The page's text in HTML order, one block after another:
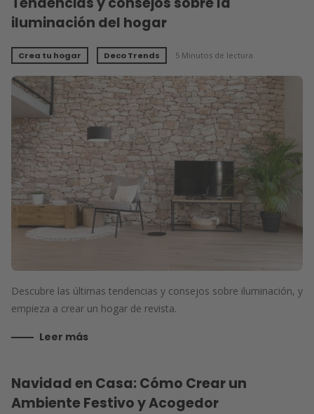
iluminación del hogar
Crea tu hogar Deco Trends 5 Minutos de lectura
Descubre las últimas tendencias y consejos sobre iluminación, y
empieza a crear un hogar de revista.
Leer más
Navidad en Casa: Cómo Crear un
Ambiente Festivo y Acogedor